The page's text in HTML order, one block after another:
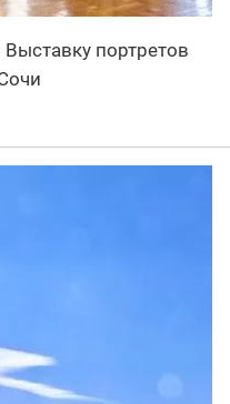
портретов